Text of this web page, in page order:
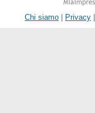
Chi siamo | Privacy